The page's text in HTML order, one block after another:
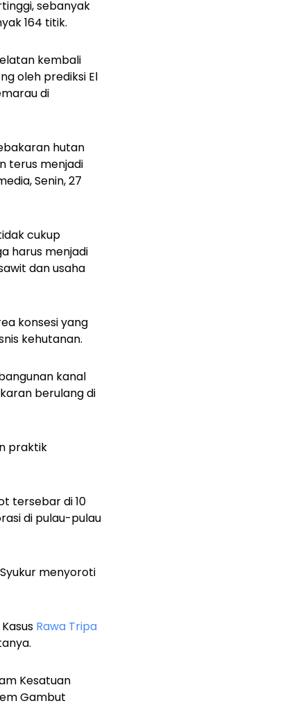
sebanyak
164 titik.
kembali
oleh prediksi El
di
hutan
terus menjadi
Senin, 27
cukup
harus menjadi
dan usaha
konsesi yang
kehutanan.
kanal
berulang di
praktik
tersebar di 10
di pulau-pulau
menyoroti
Rawa Tripa
Kesatuan
Gambut